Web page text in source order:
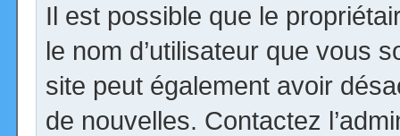
Il est possible que le
le nom d’utilisateur que vous
site peut également avoir
de nouvelles. Contactez